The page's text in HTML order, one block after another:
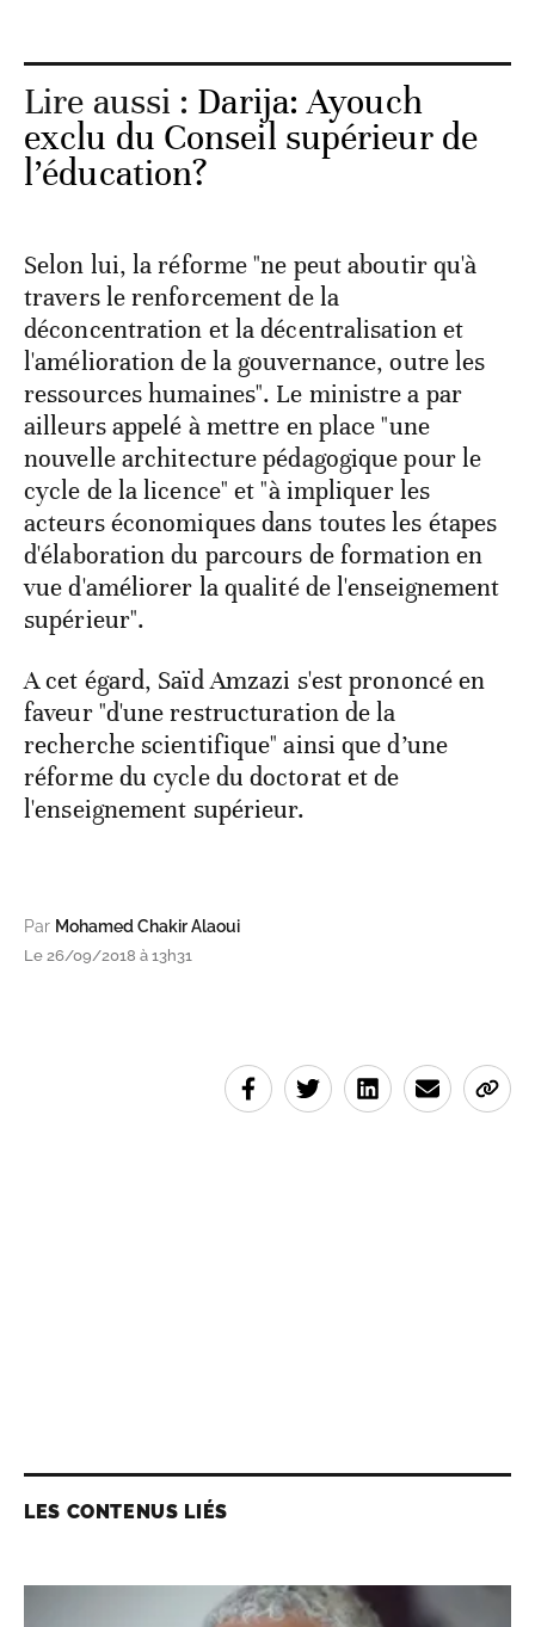
Lire aussi : Darija: Ayouch
exclu du Conseil supérieur de
l’éducation?
Selon lui, la réforme "ne peut aboutir qu'à
travers le renforcement de la
déconcentration et la décentralisation et
l'amélioration de la gouvernance, outre les
ressources humaines". Le ministre a par
ailleurs appelé à mettre en place "une
nouvelle architecture pédagogique pour le
cycle de la licence" et "à impliquer les
acteurs économiques dans toutes les étapes
d'élaboration du parcours de formation en
vue d'améliorer la qualité de l'enseignement
supérieur".
A cet égard, Saïd Amzazi s'est prononcé en
faveur "d'une restructuration de la
recherche scientifique" ainsi que d’une
réforme du cycle du doctorat et de
l'enseignement supérieur.
Par Mohamed Chakir Alaoui
Le 26/09/2018 à 13h31
LES CONTENUS LIÉS